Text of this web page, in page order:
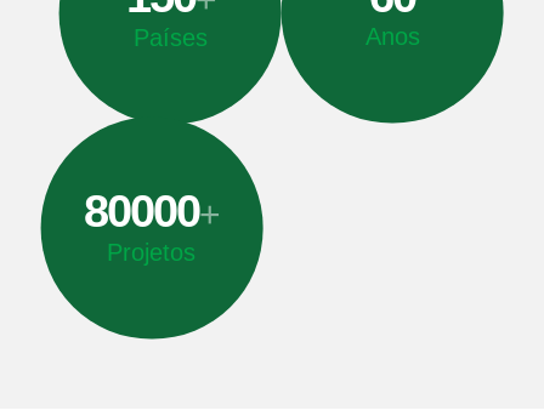
Anos
Países
80000+
Projetos